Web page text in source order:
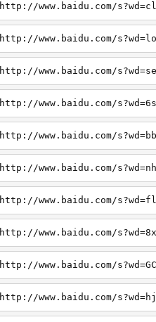
http://www.baidu.com/
http://www.baidu.com/
http://www.baidu.com/
http://www.baidu.com/
http://www.baidu.com/
http://www.baidu.com/
http://www.baidu.com/
http://www.baidu.com/
http://www.baidu.com/
http://www.baidu.com/